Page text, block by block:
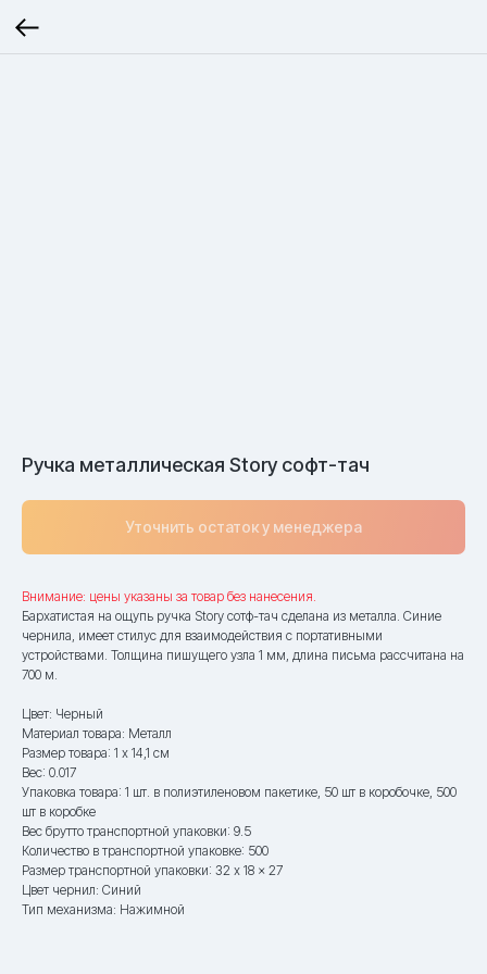
Ручка металлическая Story софт-тач
Уточнить остаток у менеджера
Внимание: цены указаны за товар без нанесения.
Бархатистая на ощупь ручка Story сотф-тач сделана из металла. Синие
чернила, имеет стилус для взаимодействия с портативными
устройствами. Толщина пишущего узла 1 мм, длина письма рассчитана на
700 м.
Цвет: Черный
Материал товара: Металл
Размер товара: 1 х 14,1 см
Вес: 0.017
Упаковка товара: 1 шт. в полиэтиленовом пакетике, 50 шт в коробочке, 500
шт в коробке
Вес брутто транспортной упаковки: 9.5
Количество в транспортной упаковке: 500
Размер транспортной упаковки: 32 x 18 x 27
Цвет чернил: Синий
Тип механизма: Нажимной